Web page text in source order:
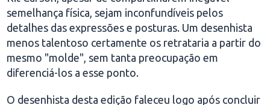
semelhança física, sejam inconfundíveis pelos
detalhes das expressões e posturas. Um desenhista
menos talentoso certamente os retrataria a partir do
mesmo "molde", sem tanta preocupação em
diferenciá-los a esse ponto.
O desenhista desta edição faleceu logo após concluir